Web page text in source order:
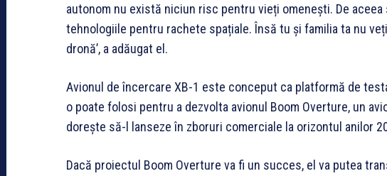
autonom nu există niciun risc pentru vieți omenești. De
tehnologiile pentru rachete spațiale. Însă tu și familia ta nu
dronă’, a adăugat el.
Avionul de încercare XB-1 este conceput ca platformă de
o poate folosi pentru a dezvolta avionul Boom Overture, un
dorește să-l lanseze în zboruri comerciale la orizontul anilor
Dacă proiectul Boom Overture va fi un succes, el va putea